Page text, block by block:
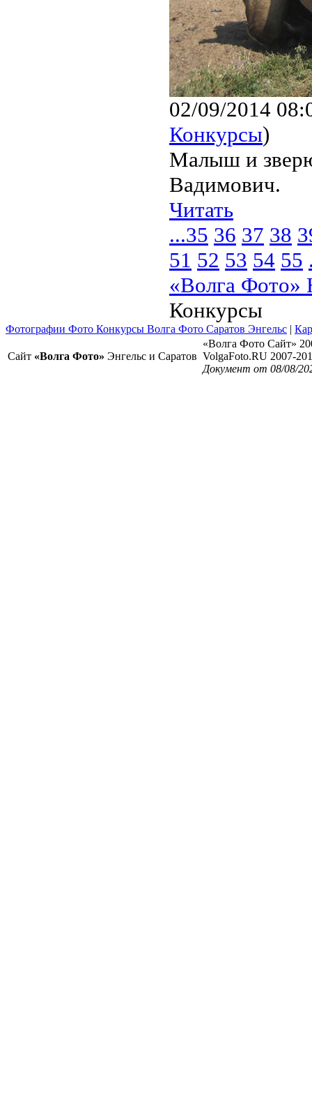
02/09/2014
Конкурсы)
Малыш и
Вадимович.
Читать
...35 36 37 38
51 52 53 54 55
«Волга Фото»
Конкурсы
Фотографии Фото Конкурсы Волга Фото Саратов Энгельс |
Сайт «Волга Фото» Энгельс и Саратов
«Волга Фото Сайт»
VolgaFoto.RU 2007-
Документ от 08/08/